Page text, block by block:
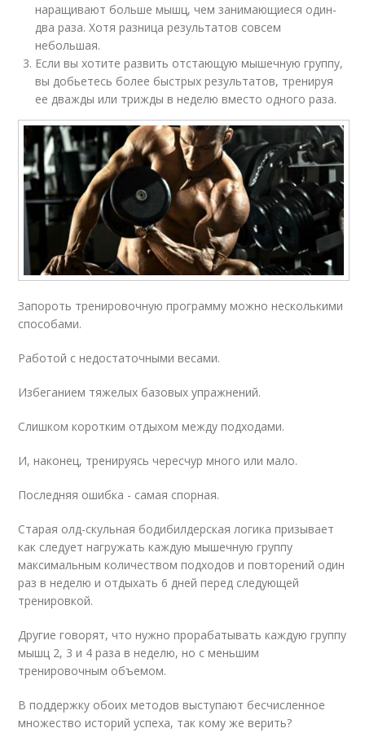
наращивают больше мышц, чем занимающиеся один-
два раза. Хотя разница результатов совсем
небольшая.
Если вы хотите развить отстающую мышечную группу,
вы добьетесь более быстрых результатов, тренируя
ее дважды или трижды в неделю вместо одного раза.
Запороть тренировочную программу можно несколькими
способами.
Работой с недостаточными весами.
Избеганием тяжелых базовых упражнений.
Слишком коротким отдыхом между подходами.
И, наконец, тренируясь чересчур много или мало.
Последняя ошибка - самая спорная.
Старая олд-скульная бодибилдерская логика призывает
как следует нагружать каждую мышечную группу
максимальным количеством подходов и повторений один
раз в неделю и отдыхать 6 дней перед следующей
тренировкой.
Другие говорят, что нужно прорабатывать каждую группу
мышц 2, 3 и 4 раза в неделю, но с меньшим
тренировочным объемом.
В поддержку обоих методов выступают бесчисленное
множество историй успеха, так кому же верить?